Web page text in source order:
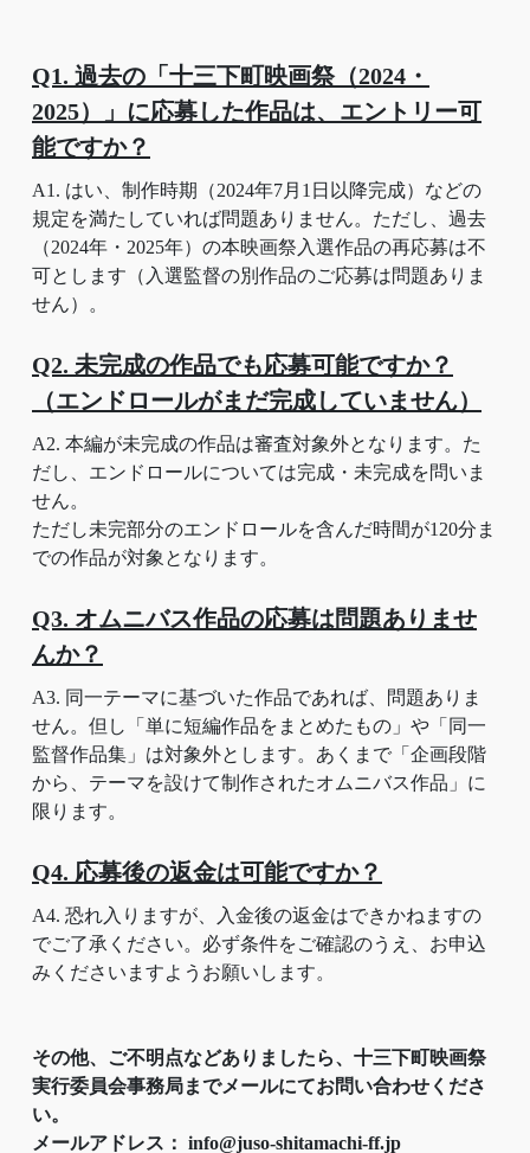
Q1. 過去の「十三下町映画祭（2024・
2025）」に応募した作品は、エントリー可
能ですか？
A1. はい、制作時期（2024年7月1日以降完成）などの
規定を満たしていれば問題ありません。ただし、過去
（2024年・2025年）の本映画祭入選作品の再応募は不
可とします（入選監督の別作品のご応募は問題ありま
せん）。
Q2. 未完成の作品でも応募可能ですか？
（エンドロールがまだ完成していません）
A2. 本編が未完成の作品は審査対象外となります。た
だし、エンドロールについては完成・未完成を問いま
せん。
ただし未完部分のエンドロールを含んだ時間が120分ま
での作品が対象となります。
Q3. オムニバス作品の応募は問題ありませ
んか？
A3. 同一テーマに基づいた作品であれば、問題ありま
せん。但し「単に短編作品をまとめたもの」や「同一
監督作品集」は対象外とします。あくまで「企画段階
から、テーマを設けて制作されたオムニバス作品」に
限ります。
Q4. 応募後の返金は可能ですか？
A4. 恐れ入りますが、入金後の返金はできかねますの
でご了承ください。必ず条件をご確認のうえ、お申込
みくださいますようお願いします。
その他、ご不明点などありましたら、十三下町映画祭
実行委員会事務局までメールにてお問い合わせくださ
い。
メールアドレス： info@juso-shitamachi-ff.jp